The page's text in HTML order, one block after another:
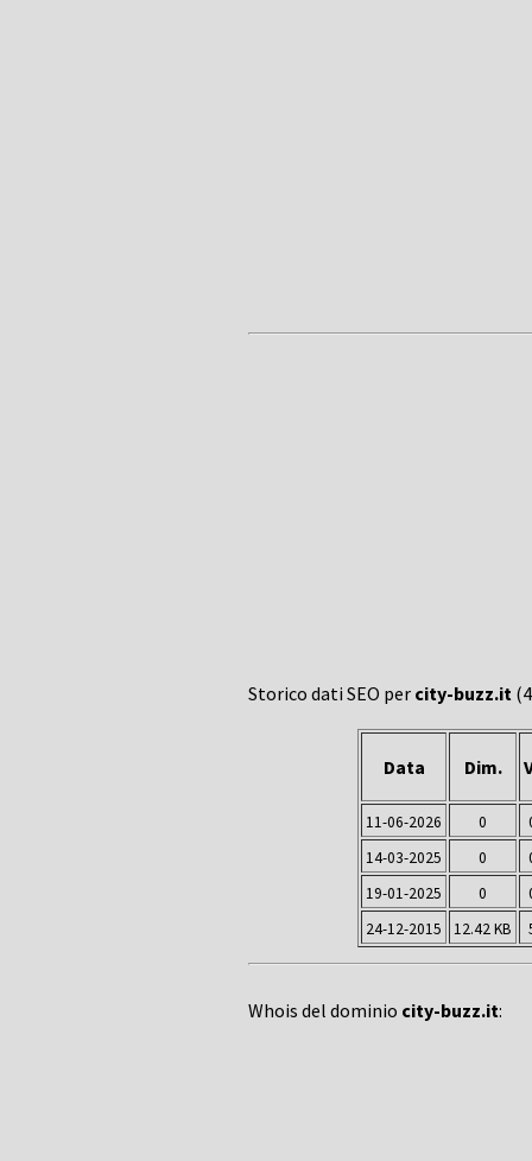
Storico dati SEO per city-buzz.it
Data Dim.
11-06-2026 0
14-03-2025
0
19-01-2025
0
24-12-2015
12.42 KB
Whois del dominio city-buzz.it: